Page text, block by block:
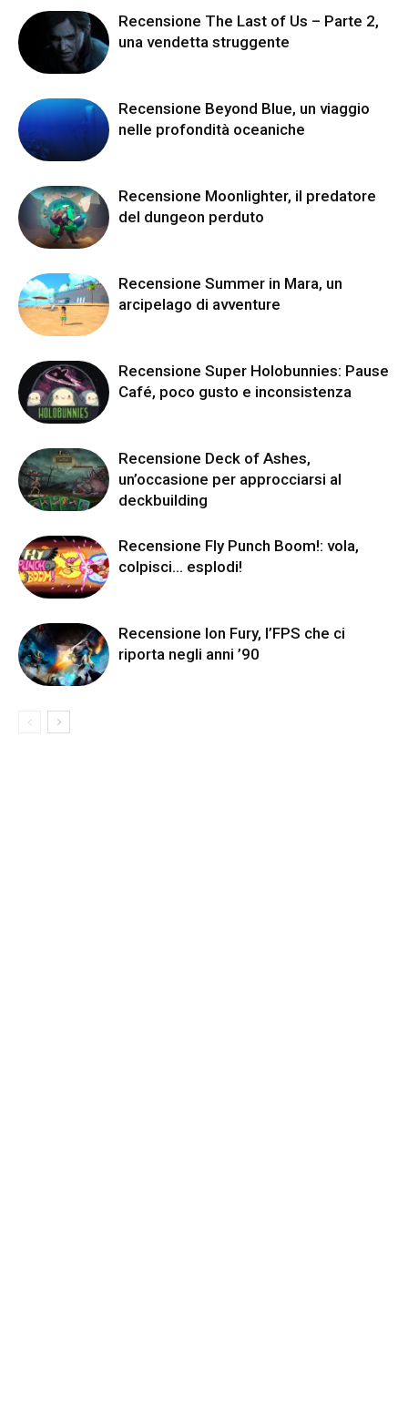
Recensione The Last of Us – Parte 2,
una vendetta struggente
Recensione Beyond Blue, un viaggio
nelle profondità oceaniche
Recensione Moonlighter, il predatore
del dungeon perduto
Recensione Summer in Mara, un
arcipelago di avventure
Recensione Super Holobunnies: Pause
Café, poco gusto e inconsistenza
Recensione Deck of Ashes,
un’occasione per approcciarsi al
deckbuilding
Recensione Fly Punch Boom!: vola,
colpisci… esplodi!
Recensione Ion Fury, l’FPS che ci
riporta negli anni ’90